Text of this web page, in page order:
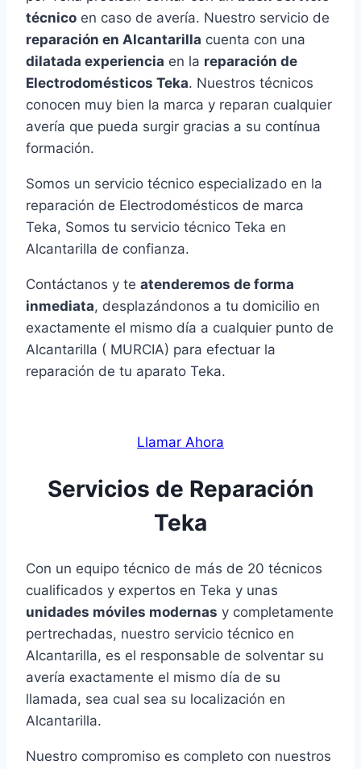
técnico en caso de avería. Nuestro servicio de
reparación en Alcantarilla cuenta con una
dilatada experiencia en la reparación de
Electrodomésticos Teka. Nuestros técnicos
conocen muy bien la marca y reparan cualquier
avería que pueda surgir gracias a su contínua
formación.
Somos un servicio técnico especializado en la
reparación de Electrodomésticos de marca
Teka, Somos tu servicio técnico Teka en
Alcantarilla de confianza.
Contáctanos y te atenderemos de forma
inmediata, desplazándonos a tu domicilio en
exactamente el mismo día a cualquier punto de
Alcantarilla ( MURCIA) para efectuar la
reparación de tu aparato Teka.
Llamar Ahora
Servicios de Reparación
Teka
Con un equipo técnico de más de 20 técnicos
cualificados y expertos en Teka y unas
unidades móviles modernas y completamente
pertrechadas, nuestro servicio técnico en
Alcantarilla, es el responsable de solventar su
avería exactamente el mismo día de su
llamada, sea cual sea su localización en
Alcantarilla.
Nuestro compromiso es completo con nuestros